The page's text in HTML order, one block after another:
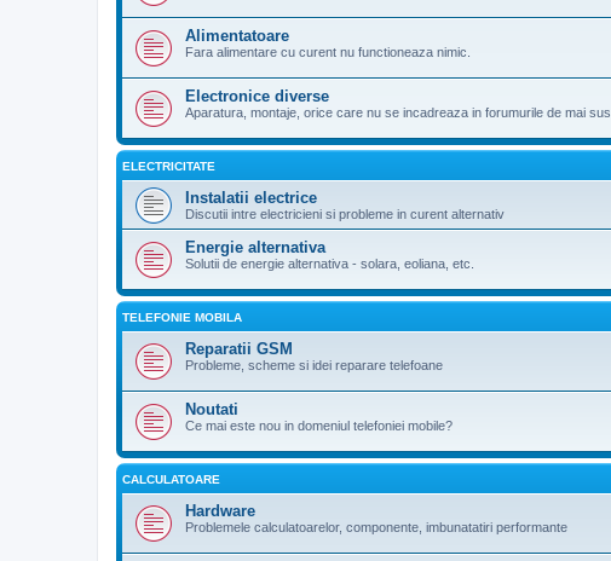
Alimentatoare
Fara alimentare cu curent nu functioneaza nimic.
Electronice diverse
Aparatura, montaje, orice care nu se incadreaza in forumurile de mai sus.
ELECTRICITATE
Instalatii electrice
Discutii intre electricieni si probleme in curent alternativ
Energie alternativa
Solutii de energie alternativa - solara, eoliana, etc.
TELEFONIE MOBILA
Reparatii GSM
Probleme, scheme si idei reparare telefoane
Noutati
Ce mai este nou in domeniul telefoniei mobile?
CALCULATOARE
Hardware
Problemele calculatoarelor, componente, imbunatatiri performante